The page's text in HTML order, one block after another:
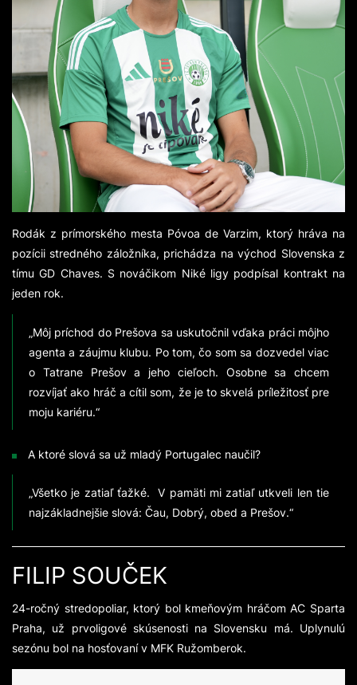
Rodák z prímorského mesta Póvoa de Varzim, ktorý hráva na
pozícii stredného záložníka, prichádza na východ Slovenska z
tímu GD Chaves. S nováčikom Niké ligy podpísal kontrakt na
jeden rok.
„Môj príchod do Prešova sa uskutočnil vďaka práci môjho
agenta a záujmu klubu. Po tom, čo som sa dozvedel viac
o Tatrane Prešov a jeho cieľoch. Osobne sa chcem
rozvíjať ako hráč a cítil som, že je to skvelá príležitosť pre
moju kariéru.“
A ktoré slová sa už mladý Portugalec naučil?
„Všetko je zatiaľ ťažké. V pamäti mi zatiaľ utkveli len tie
najzákladnejšie slová: Čau, Dobrý, obed a Prešov.“
FILIP SOUČEK
24-ročný stredopoliar, ktorý bol kmeňovým hráčom AC Sparta
Praha, už prvoligové skúsenosti na Slovensku má. Uplynulú
sezónu bol na hosťovaní v MFK Ružomberok.